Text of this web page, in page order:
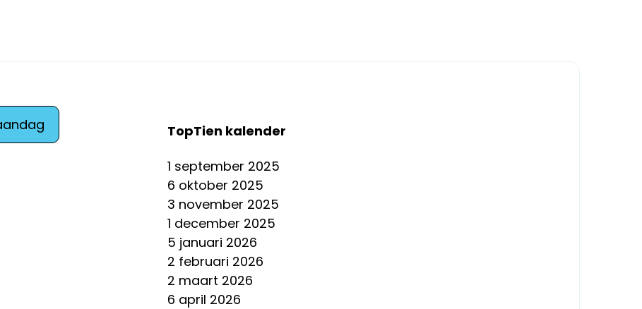
TopTien kalender
1 september 2025
6 oktober 2025
3 november 2025
1 december 2025
5 januari 2026
2 februari 2026
2 maart 2026
6 april 2026